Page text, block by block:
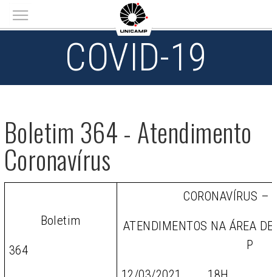
Main menu
COVID-19
Boletim 364 - Atendimento
Coronavírus
Boletim
364
CORONAVÍRUS
ATENDIMENTOS NA ÁREA
P